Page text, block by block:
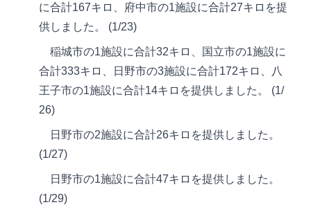
に合計167キロ、府中市の1施設に合計27キロを提
供しました。 (1/23)
稲城市の1施設に合計32キロ、国立市の1施設に
合計333キロ、日野市の3施設に合計172キロ、八
王子市の1施設に合計14キロを提供しました。 (1/
26)
日野市の2施設に合計26キロを提供しました。
(1/27)
日野市の1施設に合計47キロを提供しました。
(1/29)